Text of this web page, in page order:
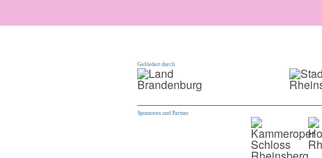
Gefördert durch
Sponsoren und Partner